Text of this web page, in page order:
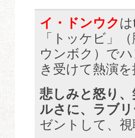
イ・ドンウク
「トッケビ」
ウンボク）で
き受けて熱演
悲しみと怒り
ルさに、ラブ
ゼントして、